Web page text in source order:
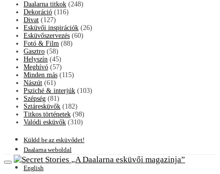
Daalarna titkok (248)
Dekoráció (116)
Divat (127)
Esküvői inspirációk (26)
Esküvőszervezés (60)
Fotó & Film (88)
Gasztro (58)
Helyszín (45)
Meghívó (57)
Minden más (115)
Nászút (61)
Psziché & interjúk (103)
Szépség (81)
Sztáresküvők (182)
Titkos történetek (98)
Valódi esküvők (310)
Küldd be az esküvődet!
Daalarna weboldal
English
A Daalarna esküvői magazinja